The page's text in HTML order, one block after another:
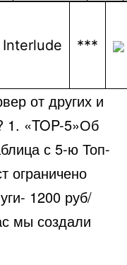
Interlude ***
от других и
1. «TOP-5»Об
с 5-ю Топ-
ограничено
1200 руб/
мы создали